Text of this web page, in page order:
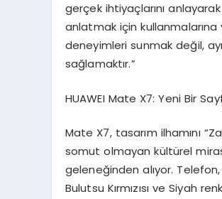
gerçek ihtiyaçlarını
anlatmak için kullanmalarına
deneyimleri sunmak değil,
sağlamaktır.”
HUAWEI Mate X7: Yeni Bir
Mate X7, tasarım ilhamını
somut olmayan kültürel
geleneğinden alıyor.
Bulutsu Kırmızısı ve Siyah